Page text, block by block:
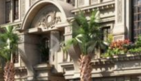
PHỦ ĐÁ DECRA AHI